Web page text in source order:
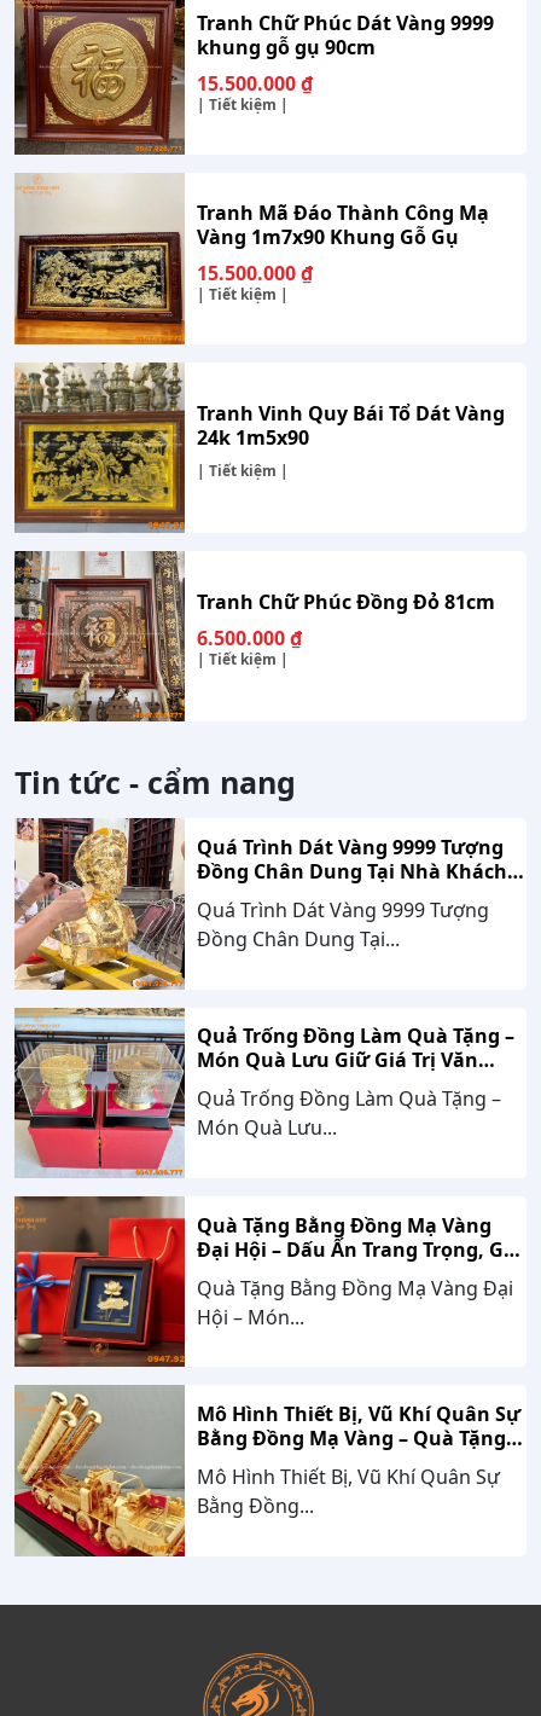
Tranh Chữ Phúc Dát Vàng 9999
khung gỗ gụ 90cm
15.500.000₫
| Tiết kiệm |
Tranh Mã Đáo Thành Công Mạ
Vàng 1m7x90 Khung Gỗ Gụ
15.500.000₫
| Tiết kiệm |
Tranh Vinh Quy Bái Tổ Dát Vàng
24k 1m5x90
| Tiết kiệm |
Tranh Chữ Phúc Đồng Đỏ 81cm
6.500.000₫
| Tiết kiệm |
Tin tức - cẩm nang
Quá Trình Dát Vàng 9999 Tượng
Đồng Chân Dung Tại Nhà Khách
Hàng Nghệ An
Quá Trình Dát Vàng 9999 Tượng
Đồng Chân Dung Tại...
Quả Trống Đồng Làm Quà Tặng –
Món Quà Lưu Giữ Giá Trị Văn
Hóa, Gắn Kết Thành Công
Quả Trống Đồng Làm Quà Tặng –
Món Quà Lưu...
Quà Tặng Bằng Đồng Mạ Vàng
Đại Hội – Dấu Ấn Trang Trọng, Giá
Trị Bền Vững Theo Thời Gian
Quà Tặng Bằng Đồng Mạ Vàng Đại
Hội – Món...
Mô Hình Thiết Bị, Vũ Khí Quân Sự
Bằng Đồng Mạ Vàng – Quà Tặng
Cao Cấp Mang Dấu Ấn Sức Mạnh
Và Niềm Tự Hào Dân Tộc
Mô Hình Thiết Bị, Vũ Khí Quân Sự
Bằng Đồng...